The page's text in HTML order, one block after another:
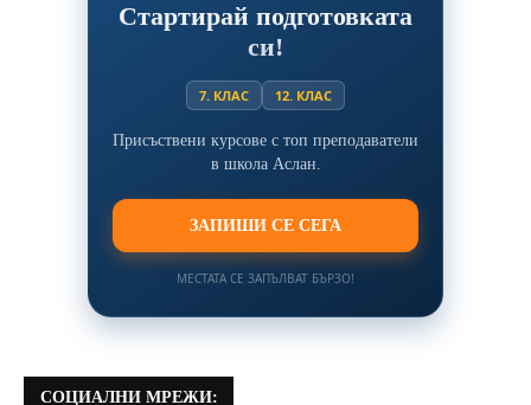
Стартирай подготовката
си!
7. КЛАС 12. КЛАС
Присъствени курсове с топ преподаватели
в школа Аслан.
ЗАПИШИ СЕ СЕГА
МЕСТАТА СЕ ЗАПЪЛВАТ БЪРЗО!
СОЦИАЛНИ МРЕЖИ: